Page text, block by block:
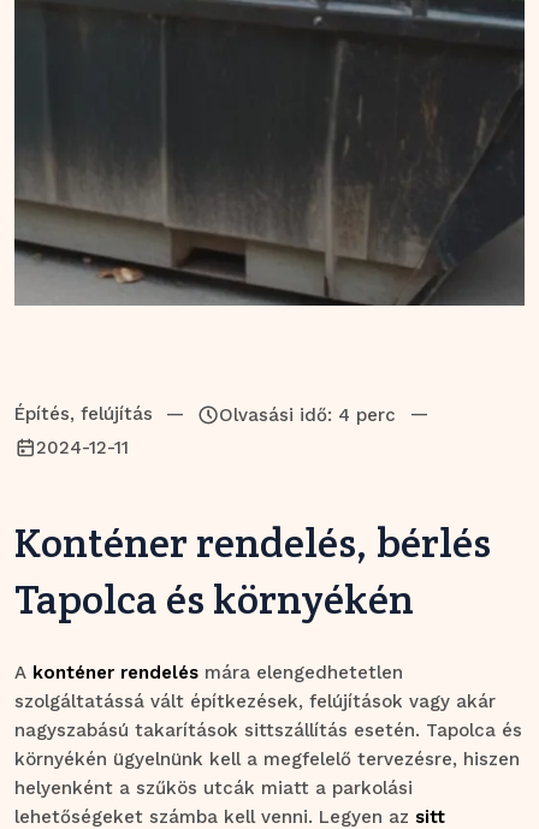
Építés, felújítás — Olvasási idő: 4 perc
—
2024-12-11
Konténer rendelés, bérlés
Tapolca és környékén
A konténer rendelés mára elengedhetetlen
szolgáltatássá vált építkezések, felújítások vagy akár
nagyszabású takarítások sittszállítás esetén. Tapolca és
környékén ügyelnünk kell a megfelelő tervezésre, hiszen
helyenként a szűkös utcák miatt a parkolási
lehetőségeket számba kell venni. Legyen az sitt